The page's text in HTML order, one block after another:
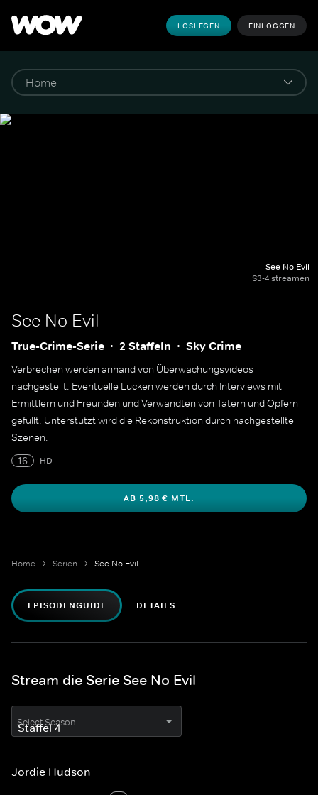
LOSLEGEN EINLOGGEN
See No Evil
S3-4 streamen
See No Evil
True-Crime-Serie 2 Staffeln Sky Crime
Verbrechen werden anhand von Überwachungsvideos
nachgestellt. Eventuelle Lücken werden durch Interviews mit
Ermittlern und Freunden und Verwandten von Tätern und Opfern
gefüllt. Unterstützt wird die Rekonstruktion durch nachgestellte
Szenen.
16
HD
AB 5,98 € MTL.
Home Serien See No Evil
EPISODENGUIDE DETAILS
Stream die Serie See No Evil
Select Season
Jordie Hudson